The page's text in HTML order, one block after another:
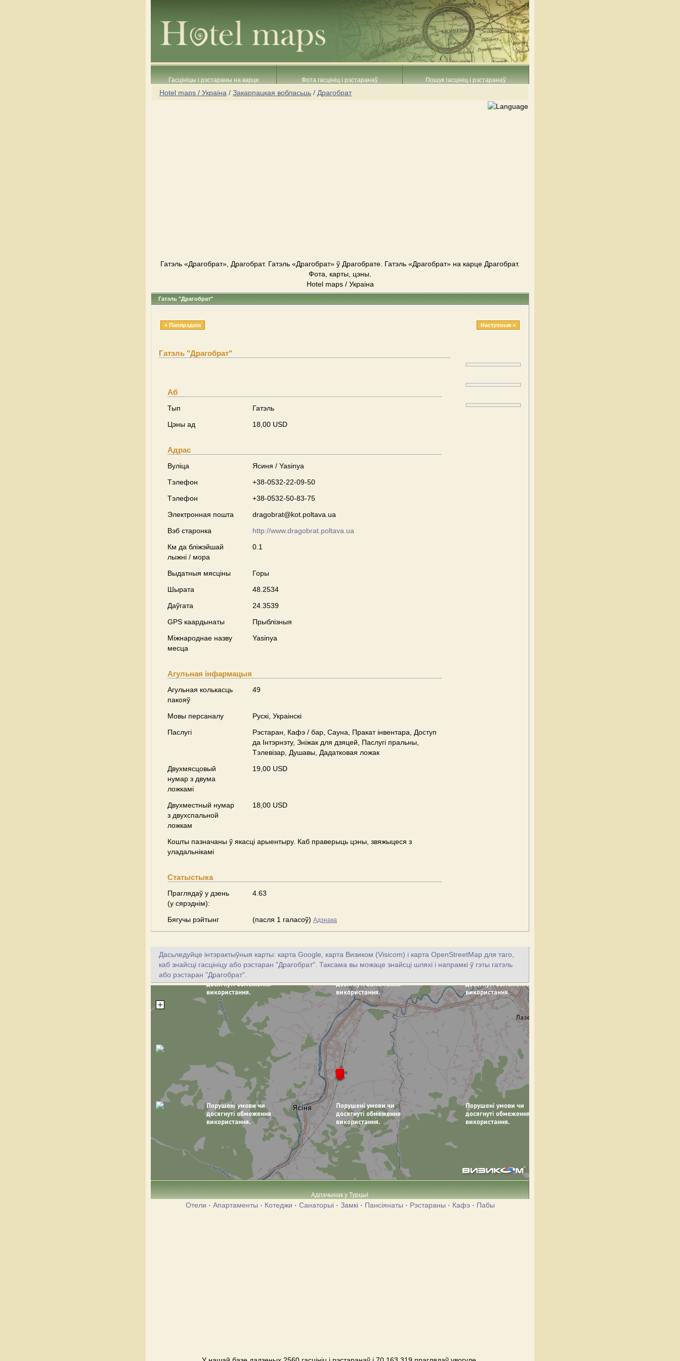
Гасцініцы і рэстараны на карце Фота гасцініц і рэстаранаў Пошук гасцініц і рэстаранаў
Hotel maps / Украіна / Закарпацкая вобласьць / Драгобрат
Гатэль «Драгобрат», Драгобрат. Гатэль «Драгобрат» ў Драгобрате. Гатэль «Драгобрат» на карце Драгобрат.
Фота, карты, цэны.
Hotel maps / Украіна
Гатэль "Драгобрат"
« Папярэднія Наступныя »
Гатэль "Драгобрат"
Аб
Тып
Гатэль
Цэны ад
18,00 USD
Адрас
Вуліца
Ясиня / Yasinya
Тэлефон
+38-0532-22-09-50
Тэлефон
+38-0532-50-83-75
Электронная пошта
dragobrat@kot.poltava.ua
Вэб старонка
http://www.dragobrat.poltava.ua
Км да бліжэйшай
лыжні / мора
0.1
Выдатныя мясціны
Горы
Шырата
48.2534
Даўгата
24.3539
GPS каардынаты
Прыблізныя
Міжнароднае назву
месца
Yasinya
Агульная інфармацыя
Агульная колькасць
пакояў
49
Мовы персаналу
Рускі, Украінскі
Паслугі
Рэстаран, Кафэ / бар, Сауна, Пракат інвентара, Доступ
да Інтэрнэту, Зніжак для дзяцей, Паслугі пральны,
Тэлевізар, Душавы, Дадатковая ложак
Двухмясцовый
нумар з двума
ложкамі
19,00 USD
Двухместный нумар
з двухспальной
ложкам
18,00 USD
Кошты пазначаны ў якасці арыентыру. Каб праверыць цэны, звяжыцеся з
уладальнікамі
Статыстыка
Праглядаў у дзень
(у сярэднім):
4.63
Бягучы рэйтынг (пасля 1 галасоў) Адзнака
Дасьледуйце інтэрактыўныя карты: карта Google, карта Визиком (Visicom) і карта OpenStreetMap для таго,
каб знайсці гасцініцу або рэстаран "Драгобрат". Таксама вы можаце знайсці шляхі і напрамкі ў гэты гатэль
або рэстаран "Драгобрат".
Адпачынак у Турцыі
Отели · Апартаменты · Котеджи · Санаторыі· Замкі· Пансіянаты · Рэстараны · Кафэ· Пабы